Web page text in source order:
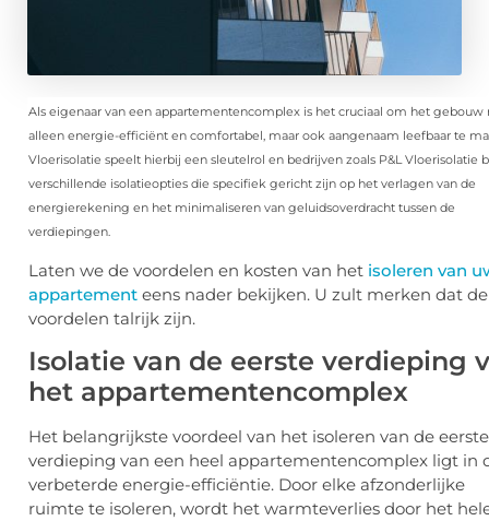
Als eigenaar van een appartementencomplex is het cruciaal om het gebouw
alleen energie-efficiënt en comfortabel, maar ook aangenaam leefbaar te
Vloerisolatie speelt hierbij een sleutelrol en bedrijven zoals P&L Vloerisolatie
verschillende isolatieopties die specifiek gericht zijn op het verlagen van de
energierekening en het minimaliseren van geluidsoverdracht tussen de
verdiepingen.
Laten we de voordelen en kosten van het isoleren van
appartement eens nader bekijken. U zult merken dat de
voordelen talrijk zijn.
Isolatie van de eerste verdieping
het appartementencomplex
Het belangrijkste voordeel van het isoleren van de eerste
verdieping van een heel appartementencomplex ligt in
verbeterde energie-efficiëntie. Door elke afzonderlijke
ruimte te isoleren, wordt het warmteverlies door het